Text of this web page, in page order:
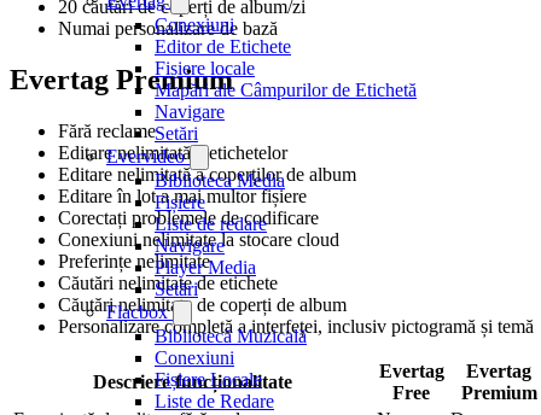
Conexiuni
Editor de Etichete
Fișiere locale
Mapări ale Câmpurilor de Etichetă
Navigare
Setări
Evervideo
Biblioteca Media
Fișiere
Liste de redare
Navigare
Player Media
Setări
Flacbox
Bibliotecă Muzicală
Conexiuni
Fișiere Locale
Liste de Redare
20 căutări de coperți de album/zi
Numai personalizare de bază
Evertag Premium
Fără reclame
Editare nelimitată a etichetelor
Editare nelimitată a coperților de album
Editare în lot a mai multor fișiere
Corectați problemele de codificare
Conexiuni nelimitate la stocare cloud
Preferințe nelimitate
Căutări nelimitate de etichete
Căutări nelimitate de coperți de album
Personalizare completă a interfeței, inclusiv pictogramă și temă
Descriere funcționalitate
Evertag
Free
Evertag
Premium